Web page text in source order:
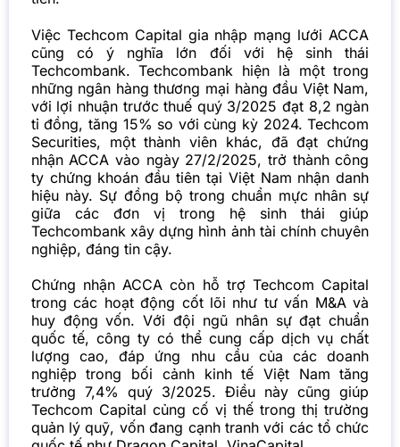
Việc Techcom Capital gia nhập mạng lưới ACCA
cũng có ý nghĩa lớn đối với hệ sinh thái
Techcombank. Techcombank hiện là một trong
những ngân hàng thương mại hàng đầu Việt Nam,
với lợi nhuận trước thuế quý 3/2025 đạt 8,2 ngàn
tỉ đồng, tăng 15% so với cùng kỳ 2024. Techcom
Securities, một thành viên khác, đã đạt chứng
nhận ACCA vào ngày 27/2/2025, trở thành công
ty chứng khoán đầu tiên tại Việt Nam nhận danh
hiệu này. Sự đồng bộ trong chuẩn mực nhân sự
giữa các đơn vị trong hệ sinh thái giúp
Techcombank xây dựng hình ảnh tài chính chuyên
nghiệp, đáng tin cậy.
Chứng nhận ACCA còn hỗ trợ Techcom Capital
trong các hoạt động cốt lõi như tư vấn M&A và
huy động vốn. Với đội ngũ nhân sự đạt chuẩn
quốc tế, công ty có thể cung cấp dịch vụ chất
lượng cao, đáp ứng nhu cầu của các doanh
nghiệp trong bối cảnh kinh tế Việt Nam tăng
trưởng 7,4% quý 3/2025. Điều này cũng giúp
Techcom Capital củng cố vị thế trong thị trường
quản lý quỹ, vốn đang cạnh tranh với các tổ chức